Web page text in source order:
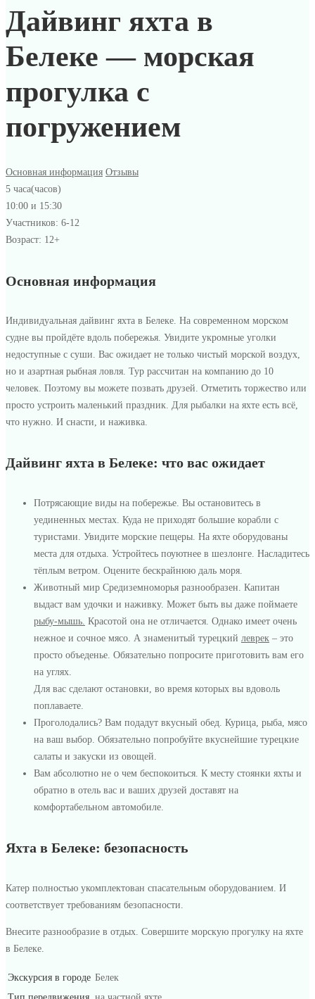
Дайвинг яхта в
Белеке — морская
прогулка с
погружением
Основная информация Отзывы
5 часа(часов)
10:00 и 15:30
Участников: 6-12
Возраст: 12+
Дайвинг
яхта
в
Белеке
—
морская
прогулка
погружением
Основная информация
Индивидуальная дайвинг яхта в Белеке. На современном морском
судне вы пройдёте вдоль побережья. Увидите укромные уголки
недоступные с суши. Вас ожидает не только чистый морской воздух,
но и азартная рыбная ловля. Тур рассчитан на компанию до 10
человек. Поэтому вы можете позвать друзей. Отметить торжество или
просто устроить маленький праздник. Для рыбалки на яхте есть всё,
что нужно. И снасти, и наживка.
Дайвинг яхта в Белеке: что вас ожидает
Потрясающие виды на побережье. Вы остановитесь в
уединенных местах. Куда не приходят большие корабли с
туристами. Увидите морские пещеры. На яхте оборудованы
места для отдыха. Устройтесь поуютнее в шезлонге. Насладитесь
тёплым ветром. Оцените бескрайнюю даль моря.
Животный мир Средиземноморья разнообразен. Капитан
выдаст вам удочки и наживку. Может быть вы даже поймаете
рыбу-мышь. Красотой она не отличается. Однако имеет очень
нежное и сочное мясо. А знаменитый турецкий леврек – это
просто объеденье. Обязательно попросите приготовить вам его
на углях.
Для вас сделают остановки, во время которых вы вдоволь
поплаваете.
Проголодались? Вам подадут вкусный обед. Курица, рыба, мясо
на ваш выбор. Обязательно попробуйте вкуснейшие турецкие
салаты и закуски из овощей.
Вам абсолютно не о чем беспокоиться. К месту стоянки яхты и
обратно в отель вас и ваших друзей доставят на
комфортабельном автомобиле.
Яхта в Белеке: безопасность
Катер полностью укомплектован спасательным оборудованием. И
соответствует требованиям безопасности.
Внесите разнообразие в отдых. Совершите морскую прогулку на яхте
в Белеке.
Экскурсия в городе Белек